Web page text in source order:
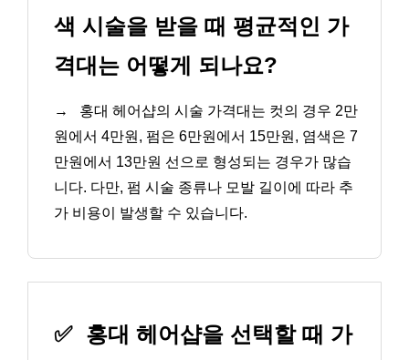
색 시술을 받을 때 평균적인 가
격대는 어떻게 되나요?
→
홍대 헤어샵의 시술 가격대는 컷의 경우 2만
원에서 4만원, 펌은 6만원에서 15만원, 염색은 7
만원에서 13만원 선으로 형성되는 경우가 많습
니다. 다만, 펌 시술 종류나 모발 길이에 따라 추
가 비용이 발생할 수 있습니다.
✅ 홍대 헤어샵을 선택할 때 가